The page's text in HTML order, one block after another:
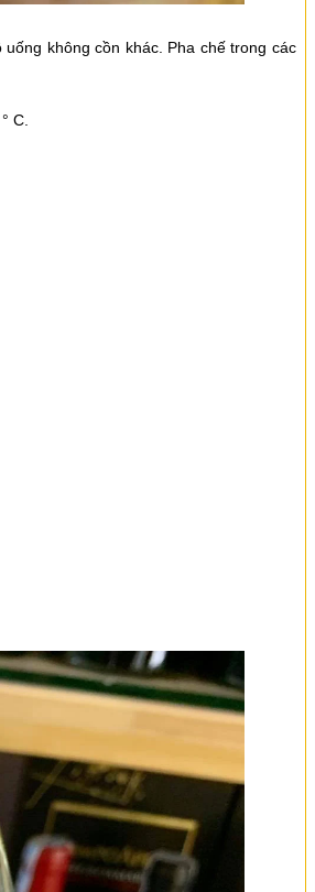
không cồn khác. Pha chế trong các
C.